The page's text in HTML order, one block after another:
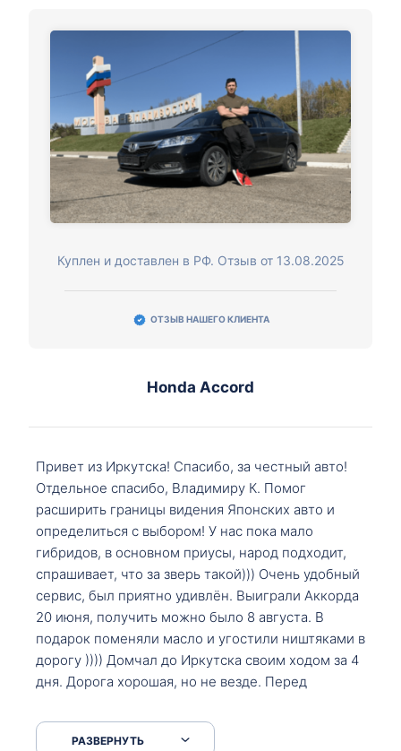
Куплен и доставлен в РФ. Отзыв от 13.08.2025
ОТЗЫВ НАШЕГО КЛИЕНТА
Honda Accord
Привет из Иркутска! Спасибо, за честный авто!
Отдельное спасибо, Владимиру К. Помог
расширить границы видения Японских авто и
определиться с выбором! У нас пока мало
гибридов, в основном приусы, народ подходит,
спрашивает, что за зверь такой))) Очень удобный
сервис, был приятно удивлён. Выиграли Аккорда
20 июня, получить можно было 8 августа. В
подарок поменяли масло и угостили ништяками в
дорогу )))) Домчал до Иркутска своим ходом за 4
дня. Дорога хорошая, но не везде. Перед
серпантинах по пути следования.
РАЗВЕРНУТЬ